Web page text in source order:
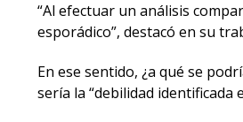
“Al efectuar un análisis
esporádico”, destacó en su
En ese sentido, ¿a qué se
sería la “debilidad